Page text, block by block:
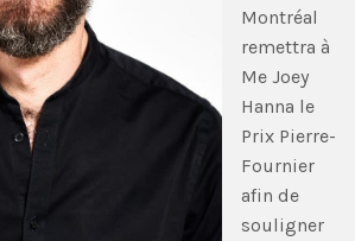
Montréal
remettra à
Me Joey
Hanna le
Prix Pierre-
Fournier
afin de
souligner